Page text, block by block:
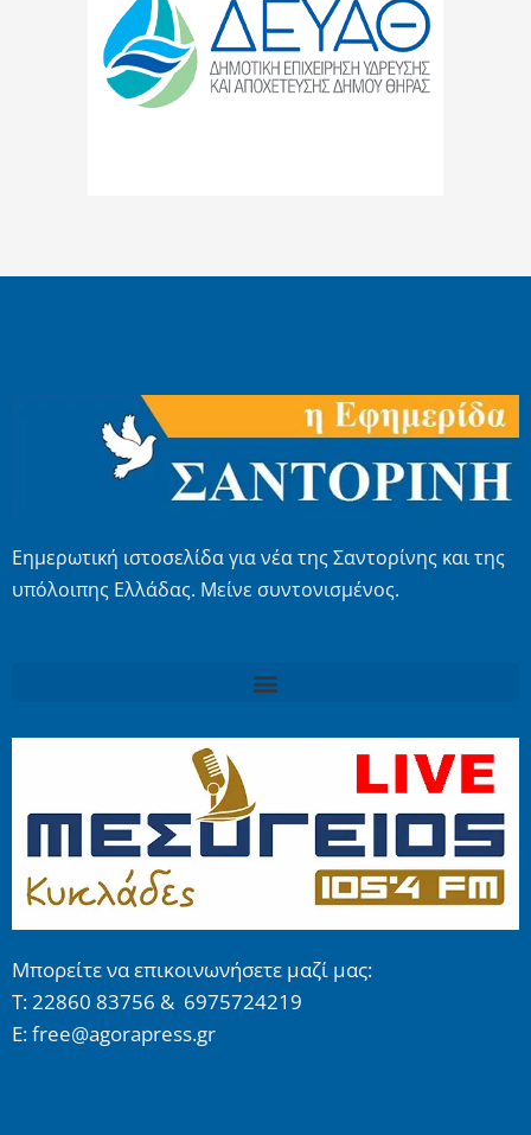
Εημερωτική ιστοσελίδα για νέα της Σαντορίνης και της
υπόλοιπης Ελλάδας. Μείνε συντονισμένος.
Μπορείτε να επικοινωνήσετε μαζί μας:
Τ: 22860 83756 & 6975724219
E: free@agorapress.gr